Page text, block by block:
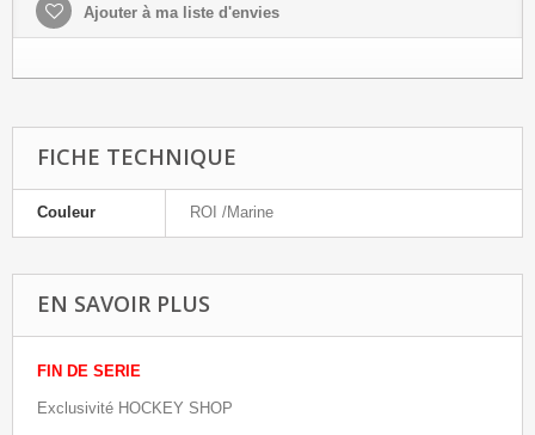
Ajouter à ma liste d'envies
FICHE TECHNIQUE
Couleur ROI /Marine
EN SAVOIR PLUS
FIN DE SERIE
Exclusivité HOCKEY SHOP